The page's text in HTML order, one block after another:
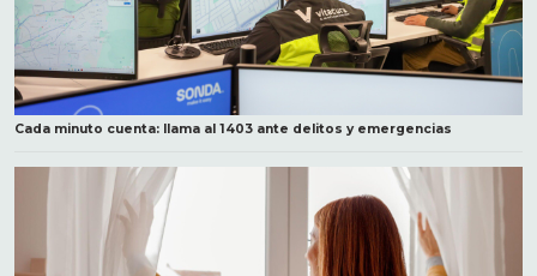
Cada minuto cuenta: llama al 1403 ante delitos y emergencias